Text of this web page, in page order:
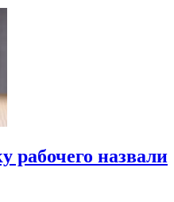
рабочего назвали